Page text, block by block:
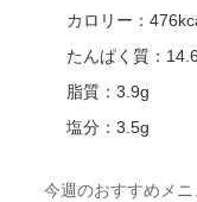
カロリー：
たんぱく質：
脂質：3.9g
塩分：3.5g
今週のおすすめメニ